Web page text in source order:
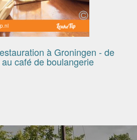
à Groningen - de
café de boulangerie